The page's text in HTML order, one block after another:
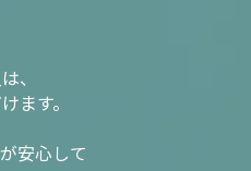
、
ます。
安心して